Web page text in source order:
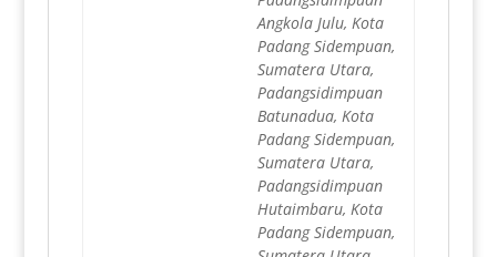
Angkola Julu, Kota
Padang Sidempuan,
Sumatera Utara,
Padangsidimpuan
Batunadua, Kota
Padang Sidempuan,
Sumatera Utara,
Padangsidimpuan
Hutaimbaru, Kota
Padang Sidempuan,